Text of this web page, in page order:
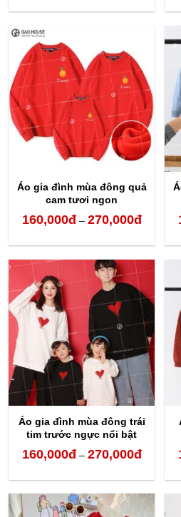
đến
Áo gia đình mùa đông quả
cam tươi ngon
160,000đ – 270,000đKhoảng
từ
đến
270,000đ
Áo gia đình mùa đông trái
tim trước ngực nổi bật
160,000đ – 270,000đKhoảng
từ